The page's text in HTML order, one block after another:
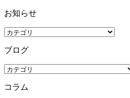
お知らせ
ブログ
コラム